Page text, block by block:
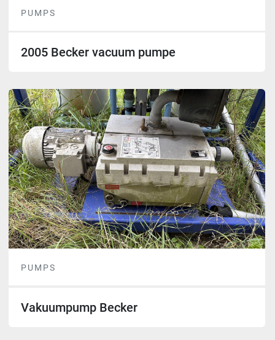
PUMPS
2005 Becker vacuum pumpe
PUMPS
Vakuumpump Becker